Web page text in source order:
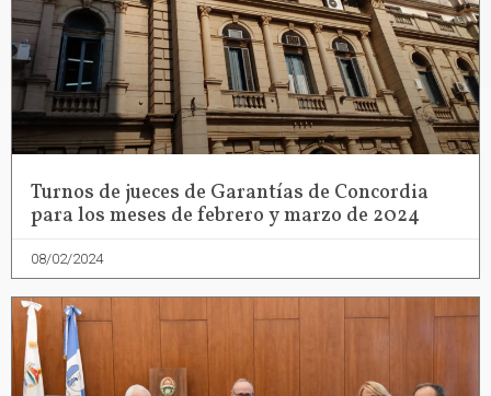
Turnos de jueces de Garantías de Concordia
para los meses de febrero y marzo de 2024
08/02/2024